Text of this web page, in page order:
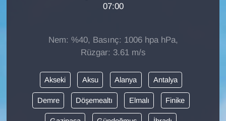
07:00
Nem: %40, Basınç: 1006 hpa hPa,
Rüzgar: 3.61 m/s
Akseki Aksu Alanya Antalya
Demre Döşemealtı Elmalı Finike